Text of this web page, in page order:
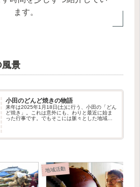
ます。
景
小田のどんど焼きの物語
来年は2025年1月18日(土)に行う、小田の「どん
ど焼き」。これは意外にも、わりと最近に始ま
った行事です。でもそこには脈々とした地域の
地域活動